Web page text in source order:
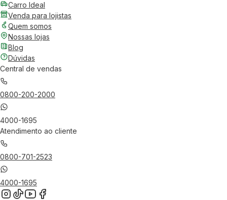
Carro Ideal
Venda para lojistas
Quem somos
Nossas lojas
Blog
Dúvidas
Central de vendas
0800-200-2000
4000-1695
Atendimento ao cliente
0800-701-2523
4000-1695